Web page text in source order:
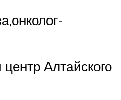
Алтайского